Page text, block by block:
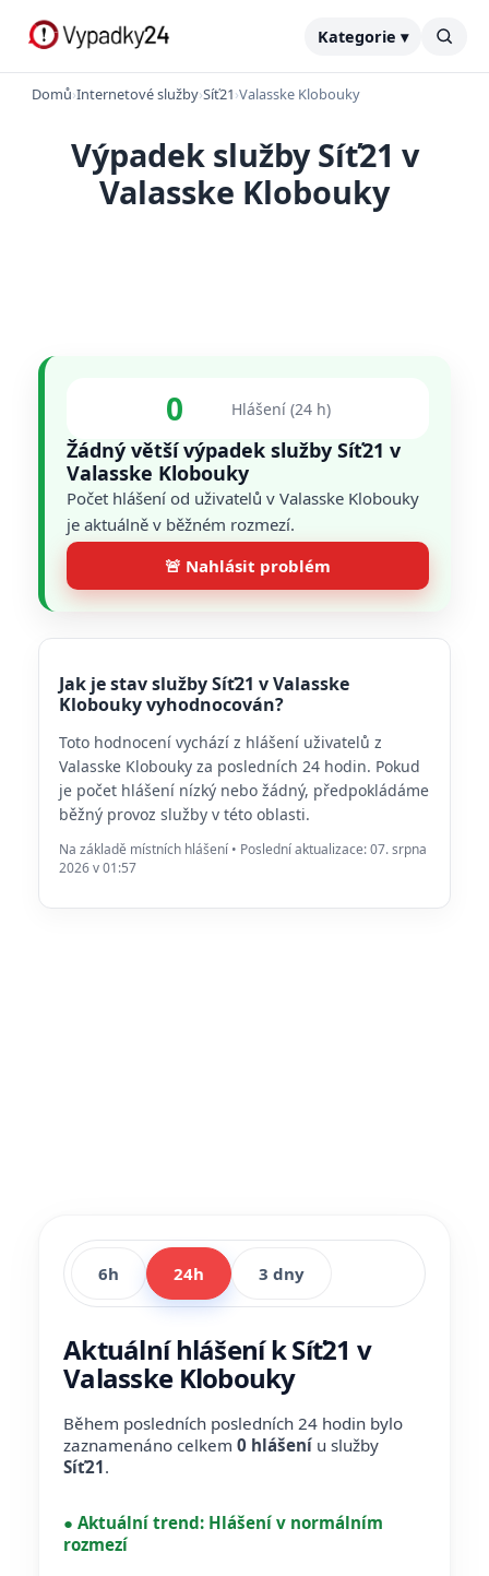
Kategorie ▾
Domů›Internetové služby›Síť21›Valasske Klobouky
Výpadek služby Síť21 v
Valasske Klobouky
0 Hlášení (24 h)
Žádný větší výpadek služby Síť21 v
Valasske Klobouky
Počet hlášení od uživatelů v Valasske Klobouky
je aktuálně v běžném rozmezí.
🚨 Nahlásit problém
Jak je stav služby Síť21 v Valasske
Klobouky vyhodnocován?
Toto hodnocení vychází z hlášení uživatelů z
Valasske Klobouky za posledních 24 hodin. Pokud
je počet hlášení nízký nebo žádný, předpokládáme
běžný provoz služby v této oblasti.
Na základě místních hlášení • Poslední aktualizace: 07. srpna
2026 v 01:57
6h 24h 3 dny
Aktuální hlášení k Síť21 v
Valasske Klobouky
Během posledních posledních 24 hodin bylo
zaznamenáno celkem 0 hlášení u služby
Síť21.
● Aktuální trend: Hlášení v normálním
rozmezí